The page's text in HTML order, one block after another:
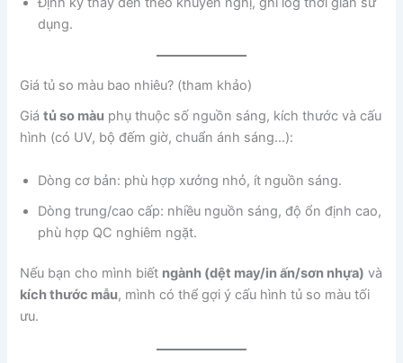
dụng.
Giá tủ so màu bao nhiêu? (tham khảo)
Giátủ so màu phụ thuộc số nguồn sáng, kích thước và cấu
hình (có UV, bộ đếm giờ, chuẩn ánh sáng…):
Dòng cơ bản: phù hợp xưởng nhỏ, ít nguồn sáng.
Dòng trung/cao cấp: nhiều nguồn sáng, độ ổn định cao,
phù hợp QC nghiêm ngặt.
Nếu bạn cho mình biết ngành (dệt may/in ấn/sơn nhựa) và
kích thước mẫu, mình có thể gợi ý cấu hình tủ so màu tối
ưu.